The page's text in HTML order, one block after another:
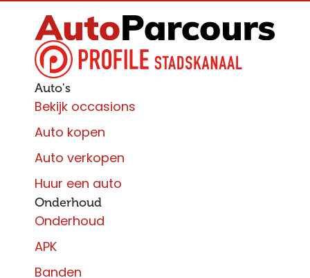
Auto's
Bekijk occasions
Auto kopen
Auto verkopen
Huur een auto
Onderhoud
Onderhoud
APK
Banden